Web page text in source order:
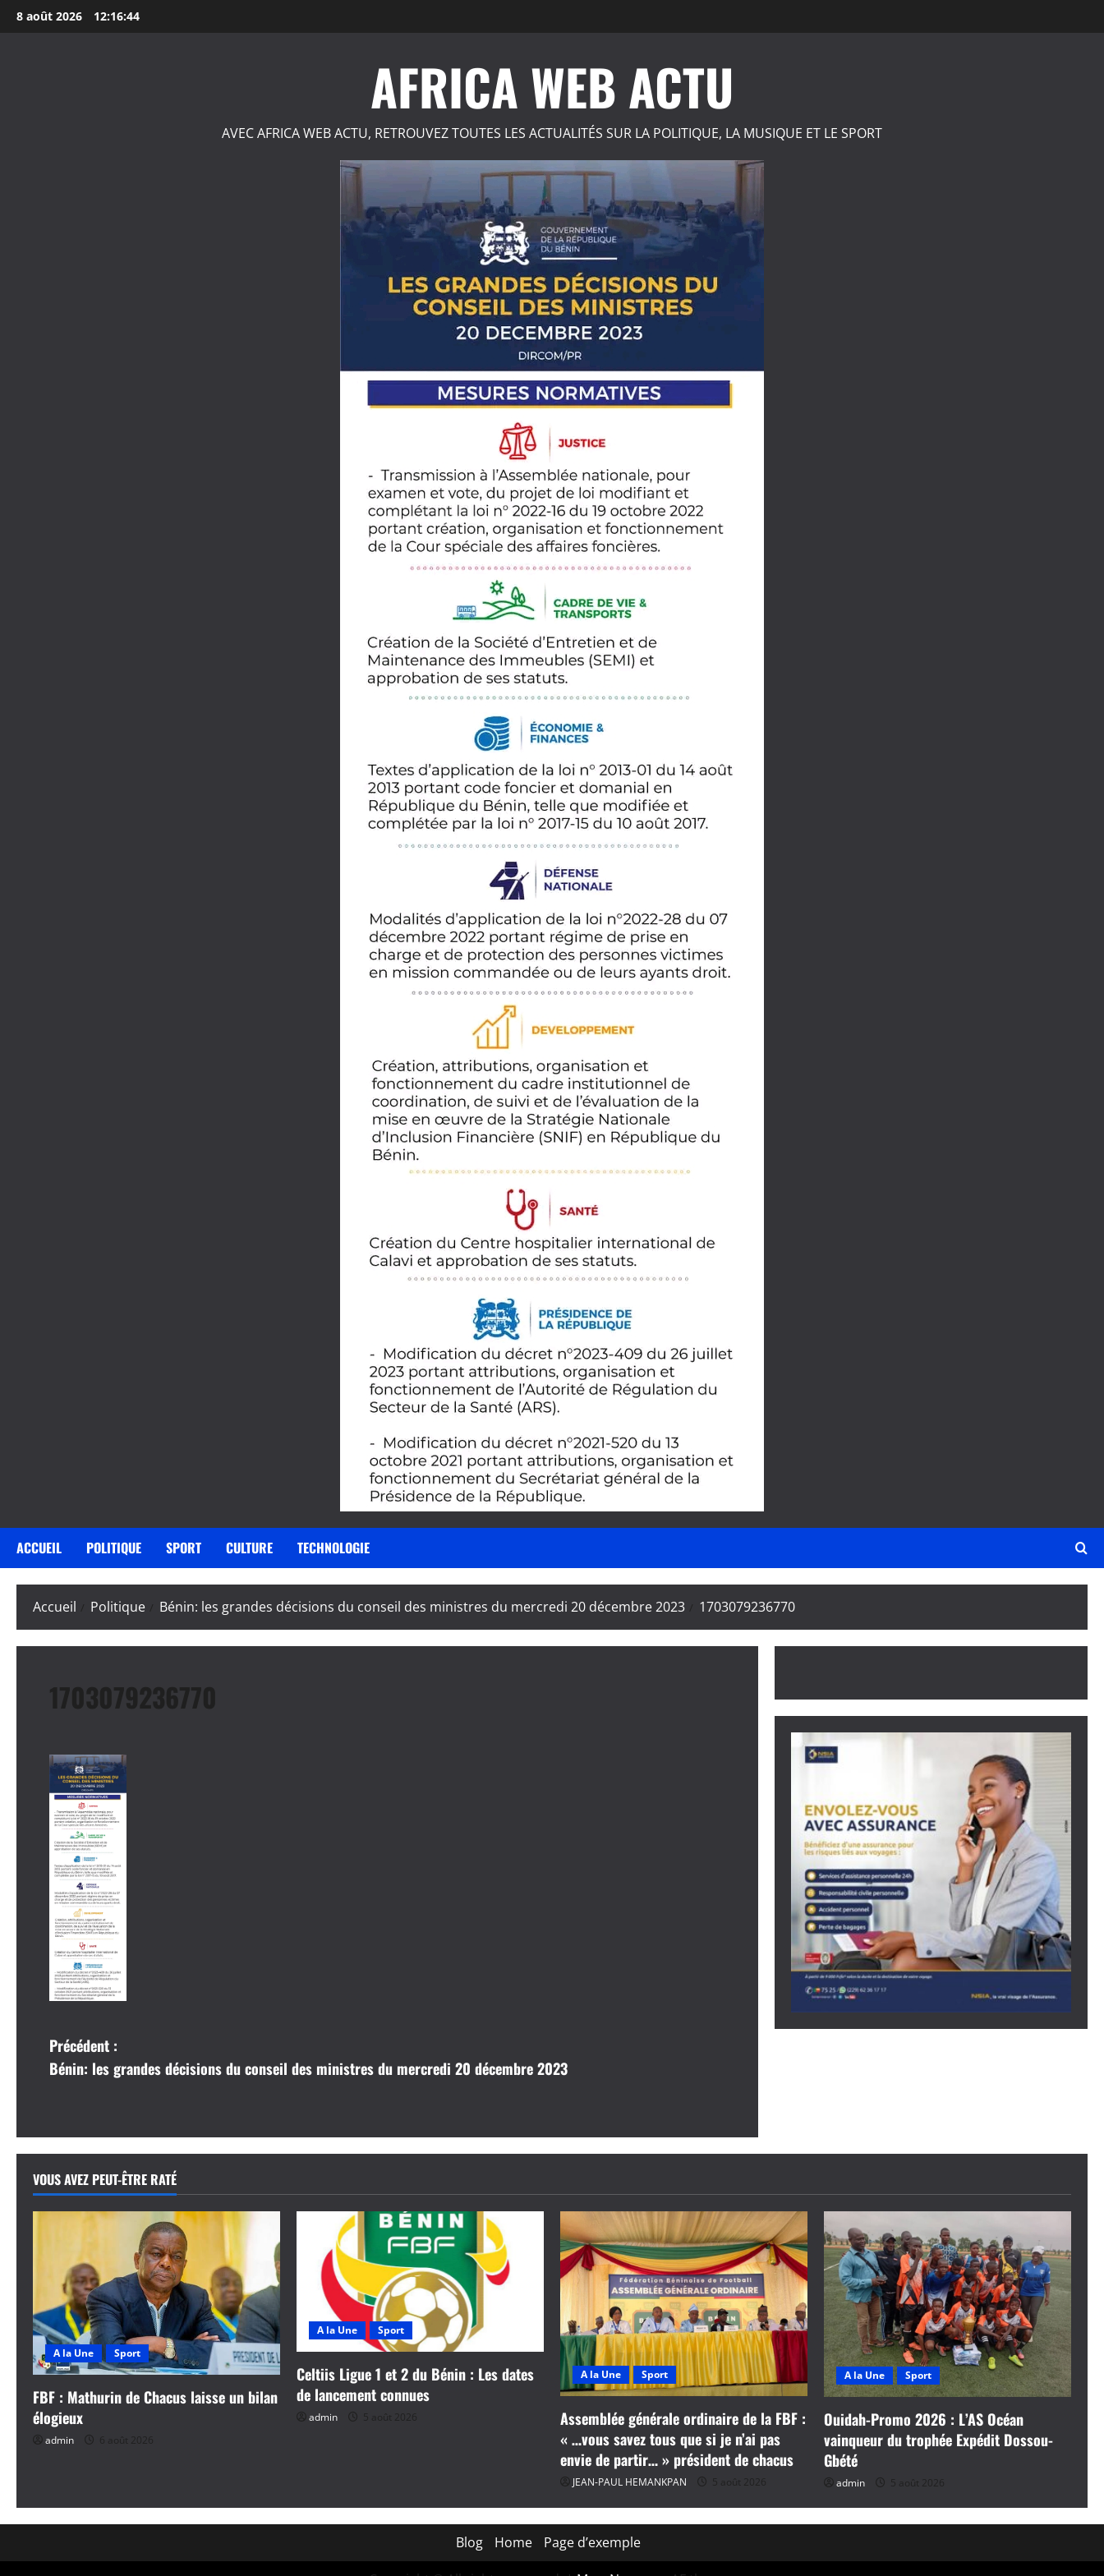
Aller
au
8 août 2026 12:16:45
AFRICA WEB ACTU
AVEC AFRICA WEB ACTU, RETROUVEZ TOUTES LES ACTUALITÉS SUR LA POLITIQUE, LA MUSIQUE ET LE SPORT
ACCUEIL POLITIQUE SPORT CULTURE TECHNOLOGIE
Accueil Politique Bénin: les grandes décisions du conseil des ministres du mercredi 20 décembre 2023 1703079236770
1703079236770
N
a
i
g
a
i
o
n
d
’
r
t
i
Précédent :
Bénin: les grandes décisions du conseil des ministres du mercredi 20 décembre 2023
VOUS AVEZ PEUT-ÊTRE RATÉ
A la Une Sport
FBF : Mathurin de Chacus laisse un bilan
élogieux
admin 6 août 2026
A la Une Sport
Celtiis Ligue 1 et 2 du Bénin : Les dates
de lancement connues
admin 5 août 2026
A la Une Sport
Assemblée générale ordinaire de la FBF :
« …vous savez tous que si je n’ai pas
envie de partir… » président de chacus
JEAN-PAUL HEMANKPAN 5 août 2026
A la Une Sport
Ouidah-Promo 2026 : L’AS Océan
vainqueur du trophée Expédit Dossou-
Gbété
admin 5 août 2026
Blog Home Page d’exemple